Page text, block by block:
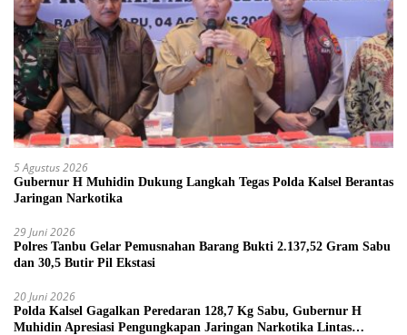
5 Agustus 2026
Gubernur H Muhidin Dukung Langkah Tegas Polda Kalsel Berantas
Jaringan Narkotika
29 Juni 2026
Polres Tanbu Gelar Pemusnahan Barang Bukti 2.137,52 Gram Sabu
dan 30,5 Butir Pil Ekstasi
20 Juni 2026
Polda Kalsel Gagalkan Peredaran 128,7 Kg Sabu, Gubernur H
Muhidin Apresiasi Pengungkapan Jaringan Narkotika Lintas